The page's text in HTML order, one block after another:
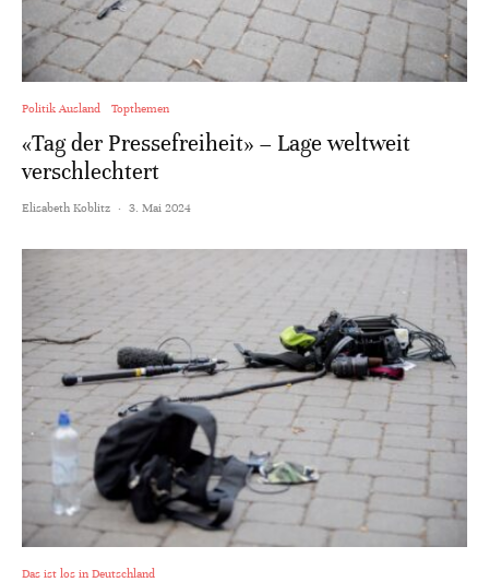
Politik Ausland Topthemen
«Tag der Pressefreiheit» – Lage weltweit
verschlechtert
Elisabeth Koblitz · 3. Mai 2024
Das ist los in Deutschland